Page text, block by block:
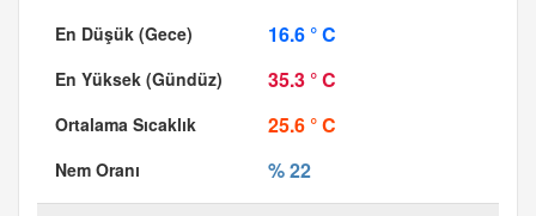
16.6 ° C
35.3 ° C
25.6 ° C
% 22